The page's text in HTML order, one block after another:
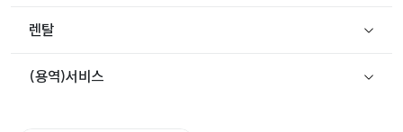
렌탈
(용역)서비스